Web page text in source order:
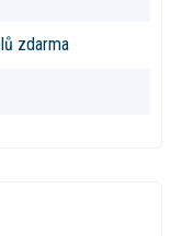
zdarma